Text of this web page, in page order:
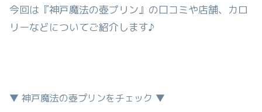
今回は『神戸魔法の壺プリン』の口コミや店舗、カロ
リーなどについてご紹介します♪
▼ 神戸魔法の壺プリンをチェック ▼